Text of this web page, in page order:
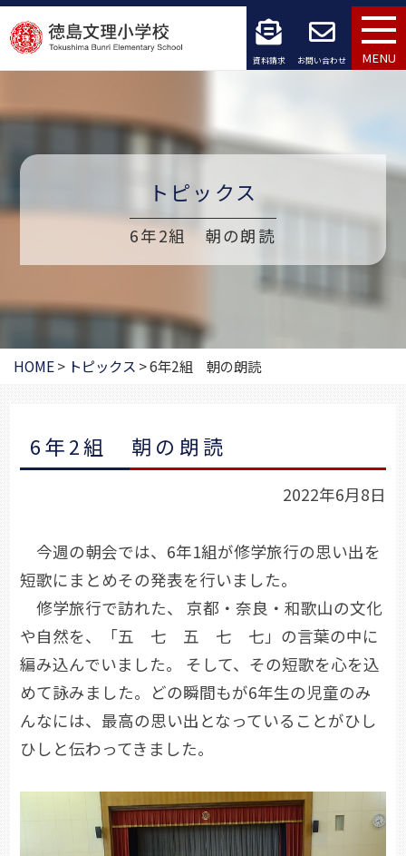
コ
ン
ン
ッ
資料請求 お問い合わせ MENU
トピックス
6年2組 朝の朗読
HOME> トピックス >6年2組 朝の朗読
6年2組 朝の朗読
2022年6月8日
今週の朝会では、6年1組が修学旅行の思い出を
短歌にまとめその発表を行いました。
修学旅行で訪れた、 京都・奈良・和歌山の文化
や自然を、「五 七 五 七 七」の言葉の中に
編み込んでいました。 そして、その短歌を心を込
めて詠みました。どの瞬間もが6年生の児童のみ
んなには、最高の思い出となっていることがひし
ひしと伝わってきました。